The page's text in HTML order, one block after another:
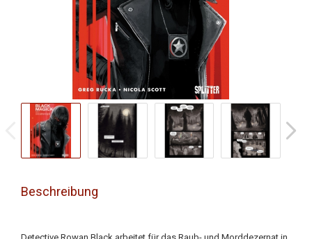
Beschreibung